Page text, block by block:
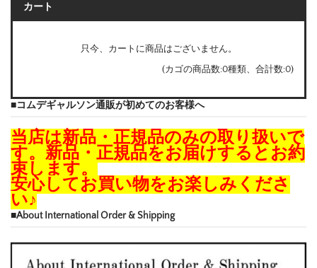
カート
只今、カートに商品はございません。
(カゴの商品数:0種類、合計数:0)
■コムデギャルソン通販が初めてのお客様へ
当店は新品・正規品のみの取り扱いで
す。新品・正規品をお届けするとお約
束します。
安心してお買い物をお楽しみくださ
い♪
■About International Order & Shipping